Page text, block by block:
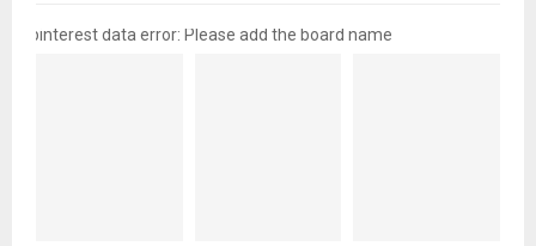
pinterest data error: Please add the board name